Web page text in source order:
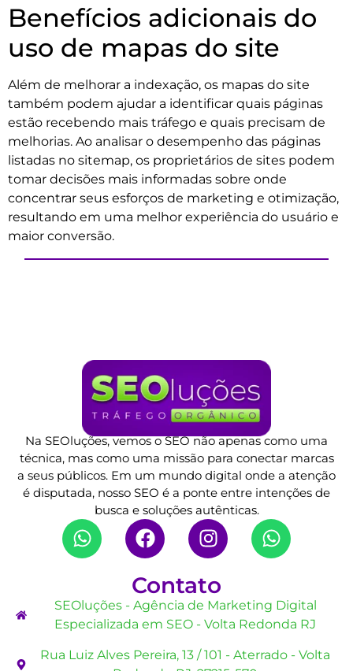
Benefícios adicionais do
uso de mapas do site
Além de melhorar a indexação, os mapas do site
também podem ajudar a identificar quais páginas
estão recebendo mais tráfego e quais precisam de
melhorias. Ao analisar o desempenho das páginas
listadas no sitemap, os proprietários de sites podem
tomar decisões mais informadas sobre onde
concentrar seus esforços de marketing e otimização,
resultando em uma melhor experiência do usuário e
maior conversão.
Na SEOluções, vemos o SEO não apenas como uma
técnica, mas como uma missão para conectar marcas
a seus públicos. Em um mundo digital onde a atenção
é disputada, nosso SEO é a ponte entre intenções de
busca e soluções autênticas.
Contato
SEOluções - Agência de Marketing Digital
Especializada em SEO - Volta Redonda RJ
Rua Luiz Alves Pereira, 13 / 101 - Aterrado - Volta